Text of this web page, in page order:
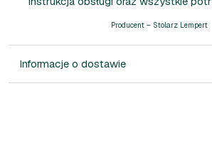
Producent – Stolarz Lempert
Informacje o dostawie